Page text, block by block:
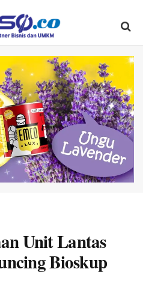
Unit Lantas
Bioskup